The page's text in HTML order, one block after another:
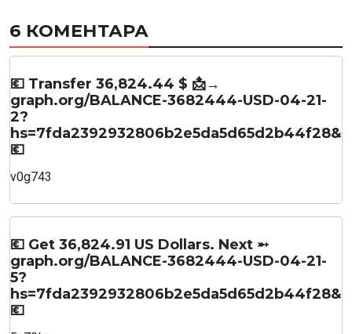
6 КОМЕНТАРА
💶 Transfer 36,824.44 $ 📩→
graph.org/BALANCE-3682444-USD-04-21-
2?
hs=7fda2392932806b2e5da5d65d2b44f28&
💶
v0g743
💶 Get 36,824.91 US Dollars. Next ➵
graph.org/BALANCE-3682444-USD-04-21-
5?
hs=7fda2392932806b2e5da5d65d2b44f28&
💶